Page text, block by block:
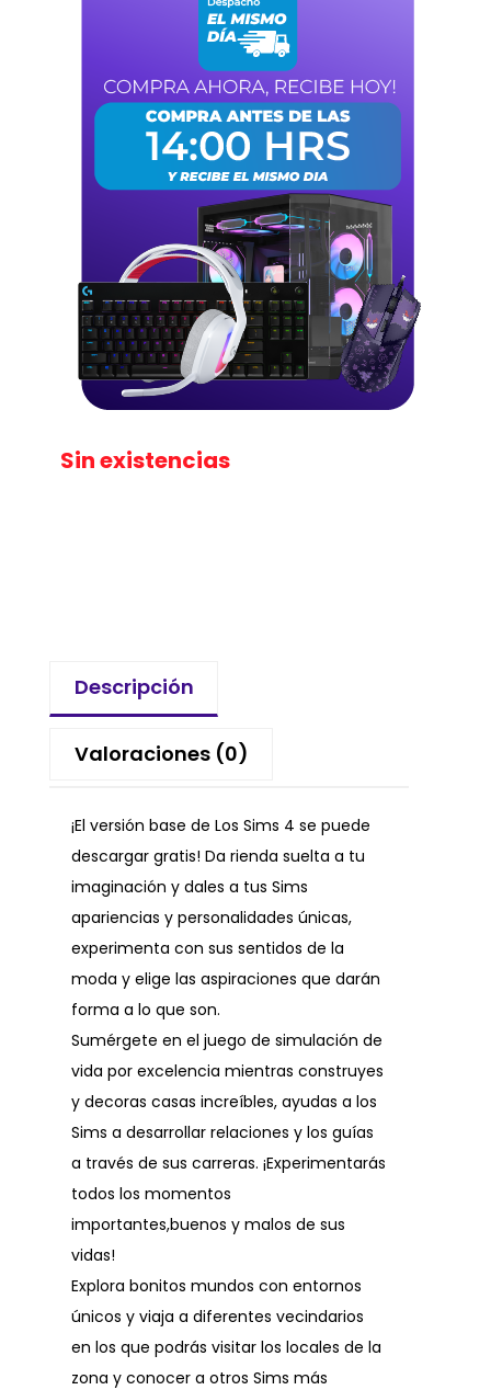
Sin existencias
Descripción
Valoraciones (0)
¡El versión base de Los Sims 4 se puede
descargar gratis! Da rienda suelta a tu
imaginación y dales a tus Sims
apariencias y personalidades únicas,
experimenta con sus sentidos de la
moda y elige las aspiraciones que darán
forma a lo que son.
Sumérgete en el juego de simulación de
vida por excelencia mientras construyes
y decoras casas increíbles, ayudas a los
Sims a desarrollar relaciones y los guías
a través de sus carreras. ¡Experimentarás
todos los momentos
importantes,buenos y malos de sus
vidas!
Explora bonitos mundos con entornos
únicos y viaja a diferentes vecindarios
en los que podrás visitar los locales de la
zona y conocer a otros Sims más